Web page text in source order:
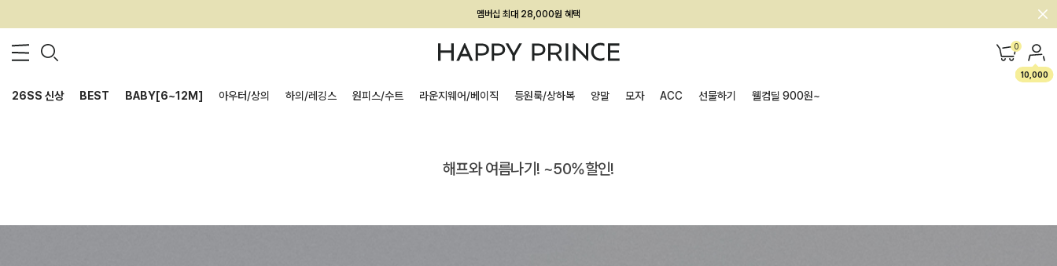
회원전용 아울렛, 가입하면 ~60% 할인!
멤버십 최대 28,000원 혜택 0
10,000
26SS 신상 BEST BABY[6~12M] 아우터/상의 하의/레깅스 원피스/수트 라운지웨어/베이직 등원룩/상하복 양말 모자 ACC 선물하기 웰컴딜 900원~
해프와 여름나기! ~50%할인!